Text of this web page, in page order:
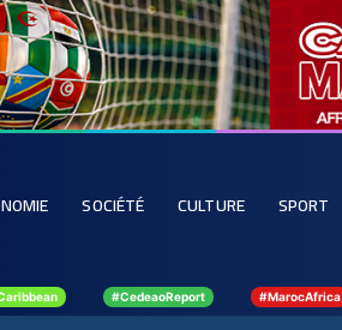
SOCIÉTÉ CULTURE SPORT
#CedeaoReport #MarocAfrica